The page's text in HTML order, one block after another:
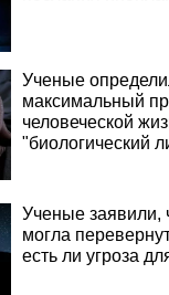
Ученые
максимальный
человеческой
"биологический
Ученые заявили,
могла
есть ли угроза